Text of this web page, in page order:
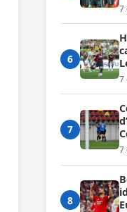
7
6
7
7
7
8